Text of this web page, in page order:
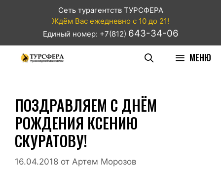
Сеть турагентств ТУРСФЕРА
Ждём Вас ежедневно с 10 до 21!
Единый номер: +7(812) 643-34-06
МЕНЮ
ПОЗДРАВЛЯЕМ С ДНЁМ
РОЖДЕНИЯ КСЕНИЮ
СКУРАТОВУ!
16.04.2018 от Артем Морозов